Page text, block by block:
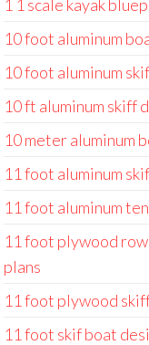
1 1 scale kayak
10 foot aluminum
10 foot aluminum
10 ft aluminum skiff
10 meter aluminum
11 foot aluminum
11 foot aluminum
11 foot plywood
plans
11 foot plywood
11 foot skif boat